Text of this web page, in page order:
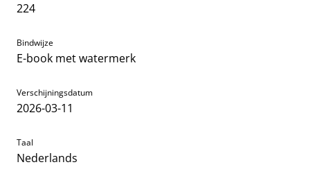
224
Bindwijze
E-book met watermerk
Verschijningsdatum
2026-03-11
Taal
Nederlands